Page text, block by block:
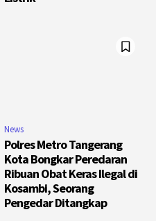
News
Polres Metro Tangerang
Kota Bongkar Peredaran
Ribuan Obat Keras Ilegal di
Kosambi, Seorang
Pengedar Ditangkap